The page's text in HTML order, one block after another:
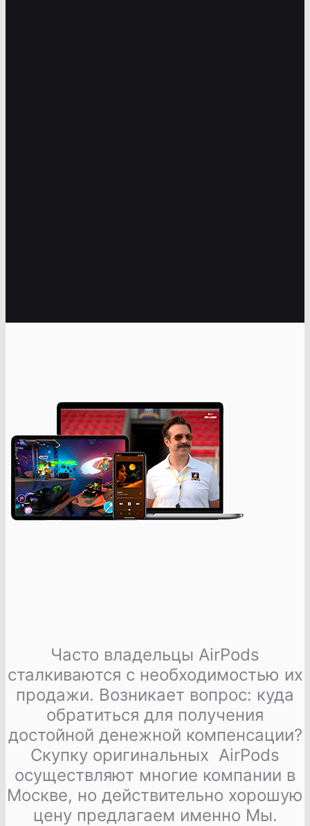
Часто владельцы AirPods
сталкиваются с необходимостью их
продажи. Возникает вопрос: куда
обратиться для получения
достойной денежной компенсации?
Скупку оригинальных AirPods
осуществляют многие компании в
Москве, но действительно хорошую
цену предлагаем именно Мы.